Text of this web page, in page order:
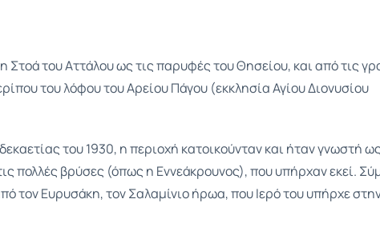
του Αττάλου ως τις παρυφές του Θησείου, και από τις
του λόφου του Αρείου Πάγου (εκκλησία Αγίου Διονυσίου
του 1930, η περιοχή κατοικούνταν και ήταν γνωστή ως
πολλές βρύσες (όπως η Εννεάκρουνος), που υπήρχαν εκεί.
τον Ευρυσάκη, τον Σαλαμίνιο ήρωα, που Ιερό του υπήρχε